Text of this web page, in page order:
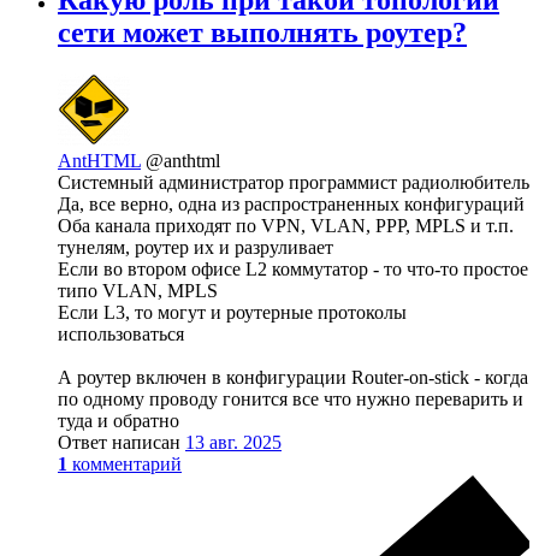
сети может выполнять роутер?
AntHTML @anthtml
Системный администратор программист радиолюбитель
Да, все верно, одна из распространенных конфигураций
Оба канала приходят по VPN, VLAN, PPP, MPLS и т.п.
тунелям, роутер их и разруливает
Если во втором офисе L2 коммутатор - то что-то простое
типо VLAN, MPLS
Если L3, то могут и роутерные протоколы
использоваться
А роутер включен в конфигурации Router-on-stick - когда
по одному проводу гонится все что нужно переварить и
туда и обратно
Ответ написан 13 авг. 2025
1 комментарий